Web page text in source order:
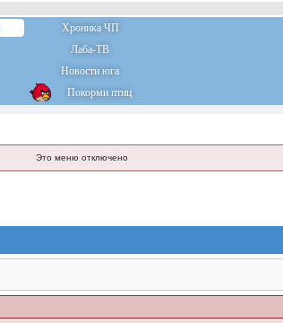
Хроника ЧП
Лаба-ТВ
Новости юга
Покорми птиц
Это меню отключено